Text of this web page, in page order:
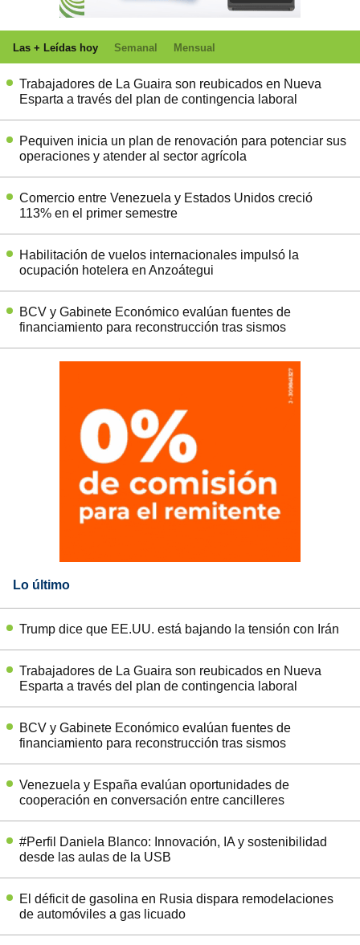
Las + Leídas hoy Semanal Mensual
Trabajadores de La Guaira son reubicados en Nueva
Esparta a través del plan de contingencia laboral
Pequiven inicia un plan de renovación para potenciar sus
operaciones y atender al sector agrícola
Comercio entre Venezuela y Estados Unidos creció
113% en el primer semestre
Habilitación de vuelos internacionales impulsó la
ocupación hotelera en Anzoátegui
BCV y Gabinete Económico evalúan fuentes de
financiamiento para reconstrucción tras sismos
Lo último
Trump dice que EE.UU. está bajando la tensión con Irán
Trabajadores de La Guaira son reubicados en Nueva
Esparta a través del plan de contingencia laboral
BCV y Gabinete Económico evalúan fuentes de
financiamiento para reconstrucción tras sismos
Venezuela y España evalúan oportunidades de
cooperación en conversación entre cancilleres
#Perfil Daniela Blanco: Innovación, IA y sostenibilidad
desde las aulas de la USB
El déficit de gasolina en Rusia dispara remodelaciones
de automóviles a gas licuado